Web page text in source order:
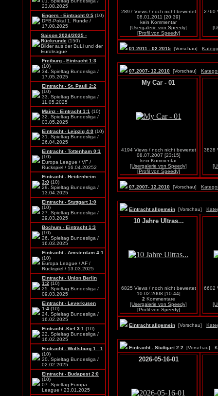
23.08.2025
Engers - Eintracht 0:5 (10)
DFB-Pokal 1. Runde /
17.08.2025
Saison 2024/2025 -
Rückrunde (150)
Bilder aus der BuLi und der
Euroleague
Freiburg - Eintracht 1:3
(10)
34. Spieltag Bundesliga /
17.05.2025
Eintracht - St. Pauli 2:2
(10)
33. Spieltag Bundesliga /
11.05.2025
Mainz - Eintracht 1:1 (10)
32. Spieltag Bundesliga /
03.05.2025
Eintracht - Leipzig 4:0 (10)
31. Spieltag Bundesliga /
26.04.2025
Eintracht - Tottenham 0:1
(10)
Europa League / VF /
Rückspiel / 16.04.20252
Eintracht - Heidenheim
3:0 (10)
29. Spieltag Bundesliga /
13.04.2025
Eintracht - Stuttgart 1:0
(10)
27. Spieltag Bundesliga /
29.03.2025
Bochum - Eintracht 1:3
(10)
26. Spieltag Bundesliga /
16.03.2025
Eintracht - Amsterdam 4:1
(10)
Europa League / AF /
Rückspiel / 13.03.2025
Eintracht - Union Berlin
1:2 (10)
25. Spieltag Bundesliga /
09.03.2025
Eintracht - Leverkusen
1:4 (10)
24. Spieltag Bundesliga /
16.02.2025
Eintracht -Kiel 3:1 (10)
22. Spieltag Bundesliga /
16.02.2025
Eintracht - Wolfsburg 1 : 1
(10)
20. Spieltag Bundesliga /
02.02.2025
Eintracht - Budapest 2:0
(10)
07. Spieltag Europa
League / 23.01.2025
2897 Views / noch nicht bewertet
08.01.2011 [20:39]
kein Kommentar
[Usergalerie von Speedy]
[Profil von Speedy]
2760
01.2011 - 02.2015 [Vorschau]
07.2007- 12.2010 [Vorschau]
My Car - 01
4194 Views / noch nicht bewertet
08.07.2007 [23:15]
kein Kommentar
[Usergalerie von Speedy]
[Profil von Speedy]
3828
07.2007- 12.2010 [Vorschau]
Eintracht allgemein [Vorschau]
10 Jahre Ultras...
6825 Views / noch nicht bewertet
10.02.2008 [10:44]
2 Kommentare
[Usergalerie von Speedy]
[Profil von Speedy]
6602
Eintracht allgemein [Vorschau]
Eintracht - Stuttgart 2:2 [Vorschau]
2026-05-16-01